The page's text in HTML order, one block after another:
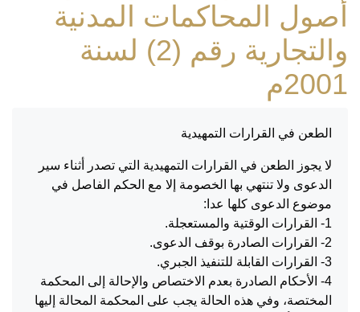
أصول المحاكمات المدنية
والتجارية رقم (2) لسنة
2001م
الطعن في القرارات التمهيدية
لا يجوز الطعن في القرارات التمهيدية التي تصدر أثناء سير
الدعوى ولا تنتهي بها الخصومة إلا مع الحكم الفاصل في
موضوع الدعوى كلها عدا:
1- القرارات الوقتية والمستعجلة.
2- القرارات الصادرة بوقف الدعوى.
3- القرارات القابلة للتنفيذ الجبري.
4- الأحكام الصادرة بعدم الاختصاص والإحالة إلى المحكمة
المختصة، وفي هذه الحالة يجب على المحكمة المحالة إليها